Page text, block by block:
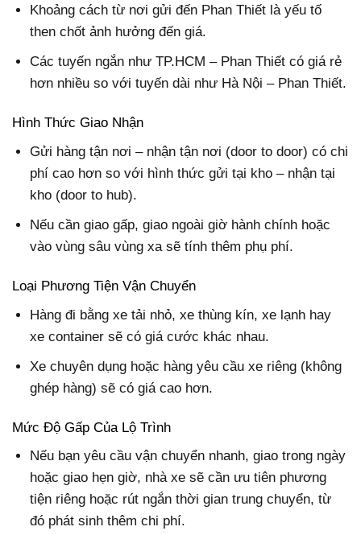
Khoảng cách từ nơi gửi đến Phan Thiết là yếu tố
then chốt ảnh hưởng đến giá.
Các tuyến ngắn như TP.HCM – Phan Thiết có giá rẻ
hơn nhiều so với tuyến dài như Hà Nội – Phan Thiết.
Hình Thức Giao Nhận
Gửi hàng tận nơi – nhận tận nơi (door to door) có chi
phí cao hơn so với hình thức gửi tại kho – nhận tại
kho (door to hub).
Nếu cần giao gấp, giao ngoài giờ hành chính hoặc
vào vùng sâu vùng xa sẽ tính thêm phụ phí.
Loại Phương Tiện Vận Chuyển
Hàng đi bằng xe tải nhỏ, xe thùng kín, xe lạnh hay
xe container sẽ có giá cước khác nhau.
Xe chuyên dụng hoặc hàng yêu cầu xe riêng (không
ghép hàng) sẽ có giá cao hơn.
Mức Độ Gấp Của Lộ Trình
Nếu bạn yêu cầu vận chuyển nhanh, giao trong ngày
hoặc giao hẹn giờ, nhà xe sẽ cần ưu tiên phương
tiện riêng hoặc rút ngắn thời gian trung chuyển, từ
đó phát sinh thêm chi phí.